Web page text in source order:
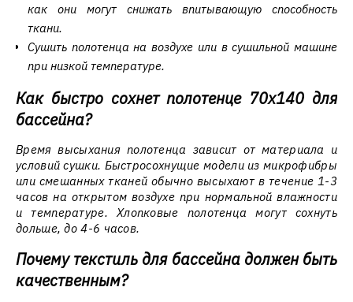
как они могут снижать впитывающую способность
ткани.
Сушить полотенца на воздухе или в сушильной машине
при низкой температуре.
Как быстро сохнет полотенце 70x140 для
бассейна?
Время высыхания полотенца зависит от материала и
условий сушки. Быстросохнущие модели из микрофибры
или смешанных тканей обычно высыхают в течение 1-3
часов на открытом воздухе при нормальной влажности
и температуре. Хлопковые полотенца могут сохнуть
дольше, до 4-6 часов.
Почему текстиль для бассейна должен быть
качественным?